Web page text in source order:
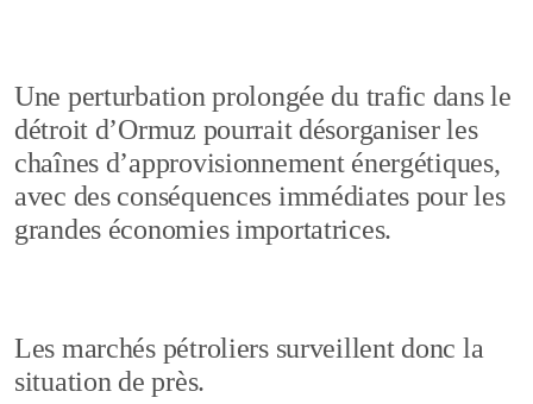
Une perturbation prolongée du trafic dans le
détroit d’Ormuz pourrait désorganiser les
chaînes d’approvisionnement énergétiques,
avec des conséquences immédiates pour les
grandes économies importatrices.
Les marchés pétroliers surveillent donc la
situation de près.